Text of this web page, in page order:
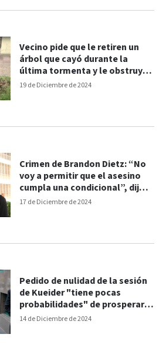
19 de Diciembre de 2024
Vecino pide que le retiren un
árbol que cayó durante la
última tormenta y le obstruye
el garaje
17 de Diciembre de 2024
Crimen de Brandon Dietz: “No
voy a permitir que el asesino
cumpla una condicional”, dijo
su madre
14 de Diciembre de 2024
Pedido de nulidad de la sesión
de Kueider "tiene pocas
probabilidades" de prosperar,
según abogado